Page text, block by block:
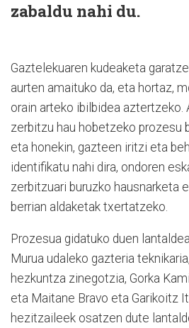
zabaldu nahi du.
Gaztelekuaren kudeaketa
aurten amaituko da, eta hortaz,
orain arteko ibilbidea aztertzeko.
zerbitzu hau hobetzeko prozesu
eta honekin, gazteen iritzi eta
identifikatu nahi dira, ondoren
zerbitzuari buruzko hausnarketa
berrian aldaketak txertatzeko.
Prozesua gidatuko duen
Murua udaleko gazteria
hezkuntza zinegotzia, Gorka
eta Maitane Bravo eta Garikoitz
hezitzaileek osatzen dute